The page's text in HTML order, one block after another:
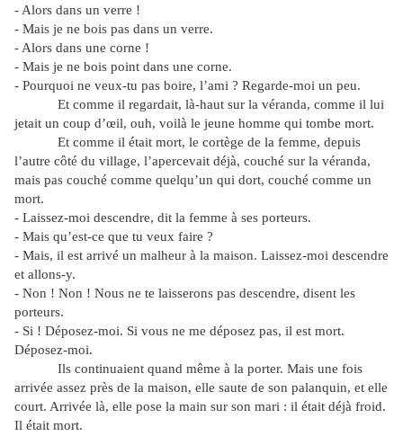
- Alors dans un verre !
- Mais je ne bois pas dans un verre.
- Alors dans une corne !
- Mais je ne bois point dans une corne.
- Pourquoi ne veux-tu pas boire, l’ami ? Regarde-moi un peu.
Et comme il regardait, là-haut sur la véranda, comme il lui
jetait un coup d’œil, ouh, voilà le jeune homme qui tombe mort.
Et comme il était mort, le cortège de la femme, depuis
l’autre côté du village, l’apercevait déjà, couché sur la véranda,
mais pas couché comme quelqu’un qui dort, couché comme un
mort.
- Laissez-moi descendre, dit la femme à ses porteurs.
- Mais qu’est-ce que tu veux faire ?
- Mais, il est arrivé un malheur à la maison. Laissez-moi descendre
et allons-y.
- Non ! Non ! Nous ne te laisserons pas descendre, disent les
porteurs.
- Si ! Déposez-moi. Si vous ne me déposez pas, il est mort.
Déposez-moi.
Ils continuaient quand même à la porter. Mais une fois
arrivée assez près de la maison, elle saute de son palanquin, et elle
court. Arrivée là, elle pose la main sur son mari : il était déjà froid.
Il était mort.